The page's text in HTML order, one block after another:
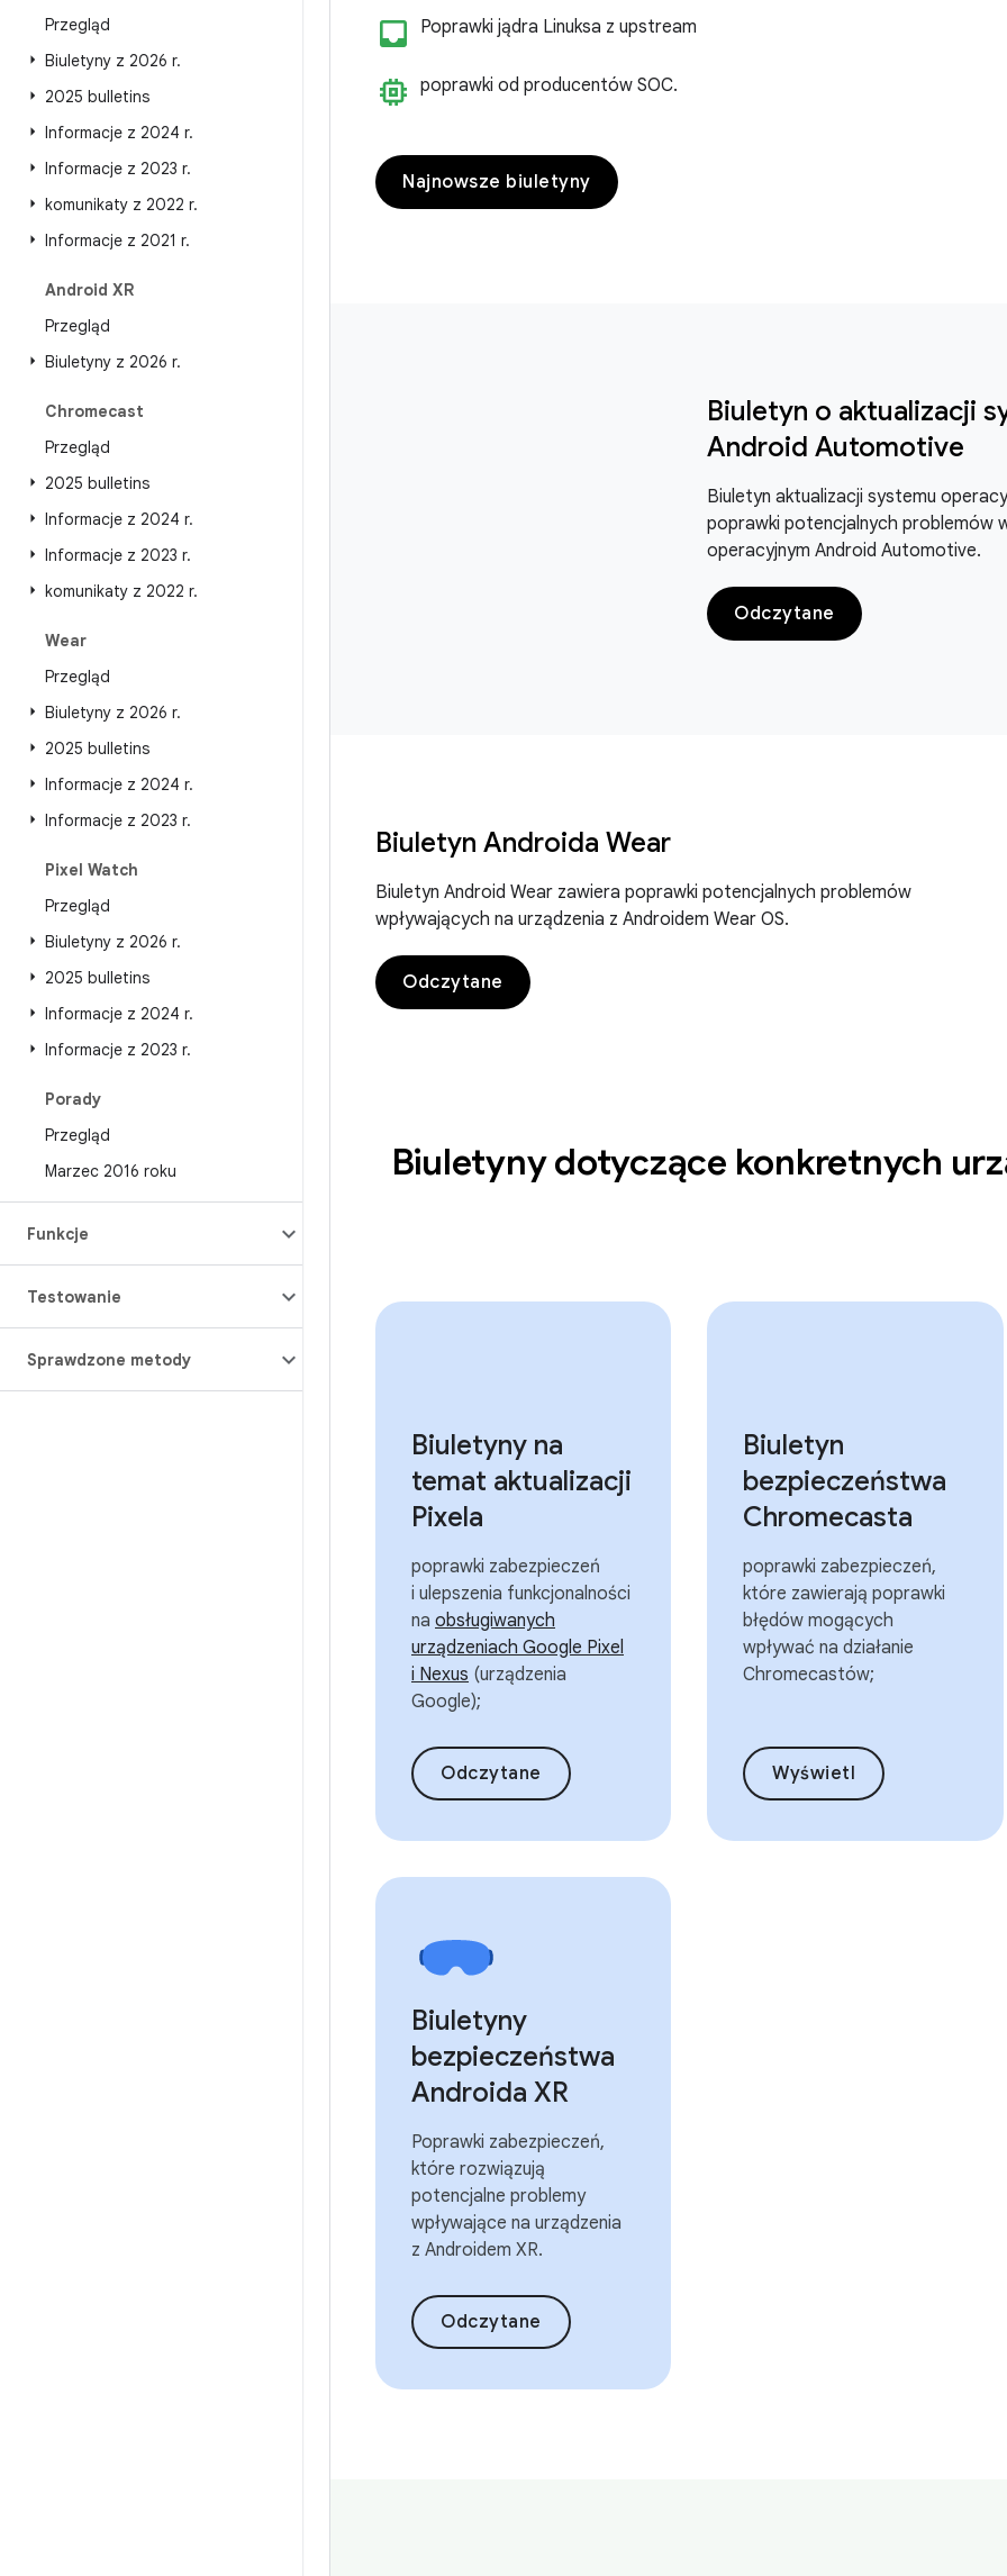
Przegląd
Biuletyny z 2026 r.
2025 bulletins
Informacje z 2024 r.
Informacje z 2023 r.
komunikaty z 2022 r.
Informacje z 2021 r.
Android XR
Przegląd
Biuletyny z 2026 r.
Chromecast
Przegląd
2025 bulletins
Informacje z 2024 r.
Informacje z 2023 r.
komunikaty z 2022 r.
Wear
Przegląd
Biuletyny z 2026 r.
2025 bulletins
Informacje z 2024 r.
Informacje z 2023 r.
Pixel Watch
Przegląd
Biuletyny z 2026 r.
2025 bulletins
Informacje z 2024 r.
Informacje z 2023 r.
Porady
Przegląd
Marzec 2016 roku
Funkcje
Testowanie
Sprawdzone metody
inbox_customize
Poprawki jądra Linuksa z upstream
memory poprawki od producentów SOC.
Najnowsze biuletyny
Biuletyn o aktualizacji
Android Automotive
Biuletyn aktualizacji systemu
poprawki potencjalnych problemów
operacyjnym Android Automotive.
Odczytane
Biuletyn Androida Wear
Biuletyn Android Wear zawiera poprawki potencjalnych problemów
wpływających na urządzenia z Androidem Wear OS.
Odczytane
Biuletyny dotyczące konkretnych
Biuletyny na
temat aktualizacji
Pixela
poprawki zabezpieczeń
i ulepszenia funkcjonalności
na obsługiwanych
urządzeniach Google Pixel
i Nexus (urządzenia
Google);
Odczytane
Biuletyn
bezpieczeństwa
Chromecasta
poprawki zabezpieczeń,
które zawierają poprawki
błędów mogących
wpływać na działanie
Chromecastów;
Wyświetl
Biuletyny
bezpieczeństwa
Androida XR
Poprawki zabezpieczeń,
które rozwiązują
potencjalne problemy
wpływające na urządzenia
z Androidem XR.
Odczytane